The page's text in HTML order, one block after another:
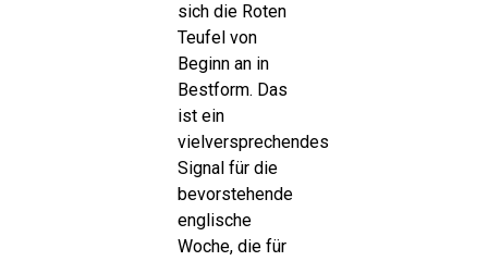
sich die Roten
Teufel von
Beginn an in
Bestform. Das
ist ein
vielversprechendes
Signal für die
bevorstehende
englische
Woche, die für